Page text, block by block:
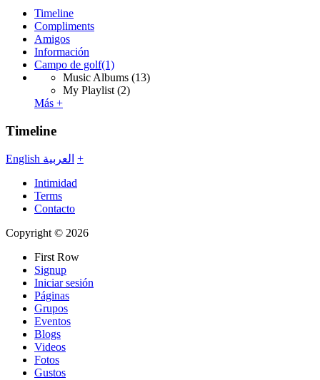
Timeline
Compliments
Amigos
Información
Campo de golf(1)
Music Albums (13)
My Playlist (2)
Más +
Timeline
English العربية +
Intimidad
Terms
Contacto
Copyright © 2026
First Row
Signup
Iniciar sesión
Páginas
Grupos
Eventos
Blogs
Videos
Fotos
Gustos